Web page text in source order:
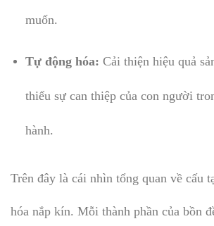
muốn.
Tự động hóa: Cải thiện hiệu quả
thiểu sự can thiệp của con người
hành.
Trên đây là cái nhìn tổng quan về cấu
hóa nắp kín. Mỗi thành phần của bồn